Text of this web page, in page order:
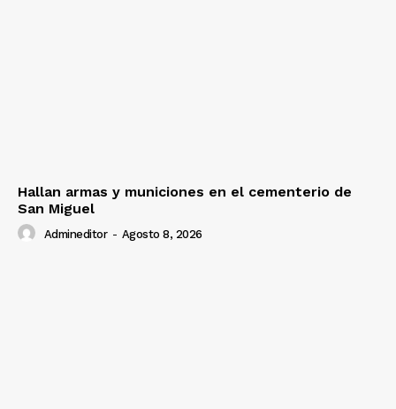
Hallan armas y municiones en el cementerio de
San Miguel
Admineditor - Agosto 8, 2026